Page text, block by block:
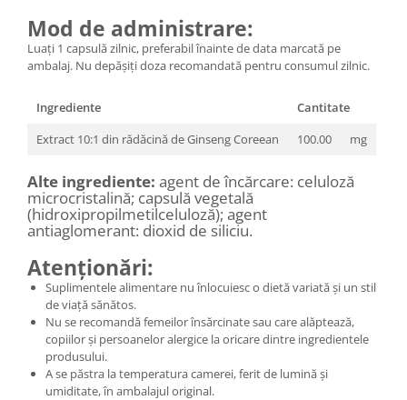
Mod de administrare:
Luați 1 capsulă zilnic, preferabil înainte de data marcată pe
ambalaj. Nu depășiți doza recomandată pentru consumul zilnic.
Ingrediente
Cantitate
Extract 10:1 din rădăcină de Ginseng Coreean
100.00 mg
Alte ingrediente: agent de încărcare: celuloză
microcristalină; capsulă vegetală
(hidroxipropilmetilceluloză); agent
antiaglomerant: dioxid de siliciu.
Atenționări:
Suplimentele alimentare nu înlocuiesc o dietă variată și un stil
de viață sănătos.
Nu se recomandă femeilor însărcinate sau care alăptează,
copiilor și persoanelor alergice la oricare dintre ingredientele
produsului.
A se păstra la temperatura camerei, ferit de lumină și
umiditate, în ambalajul original.